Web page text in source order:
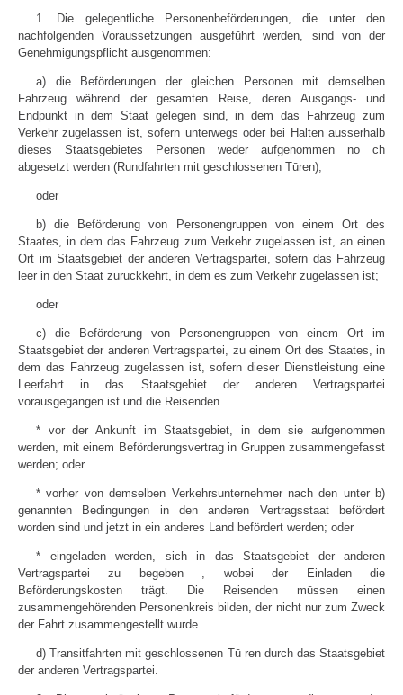
1. Die gelegentliche Personenbeförderungen, die unter den
nachfolgenden Voraussetzungen ausgefūhrt werden, sind von der
Genehmigungspflicht ausgenommen:
a) die Beförderungen der gleichen Personen mit demselben
Fahrzeug während der gesamten Reise, deren Ausgangs- und
Endpunkt in dem Staat gelegen sind, in dem das Fahrzeug zum
Verkehr zugelassen ist, sofern unterwegs oder bei Halten ausserhalb
dieses Staatsgebietes Personen weder aufgenommen no ch
abgesetzt werden (Rundfahrten mit geschlossenen Tūren);
oder
b) die Beförderung von Personengruppen von einem Ort des
Staates, in dem das Fahrzeug zum Verkehr zugelassen ist, an einen
Ort im Staatsgebiet der anderen Vertragspartei, sofern das Fahrzeug
leer in den Staat zurūckkehrt, in dem es zum Verkehr zugelassen ist;
oder
c) die Beförderung von Personengruppen von einem Ort im
Staatsgebiet der anderen Vertragspartei, zu einem Ort des Staates, in
dem das Fahrzeug zugelassen ist, sofern dieser Dienstleistung eine
Leerfahrt in das Staatsgebiet der anderen Vertragspartei
vorausgegangen ist und die Reisenden
* vor der Ankunft im Staatsgebiet, in dem sie aufgenommen
werden, mit einem Beförderungsvertrag in Gruppen zusammengefasst
werden; oder
* vorher von demselben Verkehrsunternehmer nach den unter b)
genannten Bedingungen in den anderen Vertragsstaat befördert
worden sind und jetzt in ein anderes Land befördert werden; oder
* eingeladen werden, sich in das Staatsgebiet der anderen
Vertragspartei zu begeben , wobei der Einladen die
Beförderungskosten trägt. Die Reisenden mūssen einen
zusammengehörenden Personenkreis bilden, der nicht nur zum Zweck
der Fahrt zusammengestellt wurde.
d) Transitfahrten mit geschlossenen Tū ren durch das Staatsgebiet
der anderen Vertragspartei.